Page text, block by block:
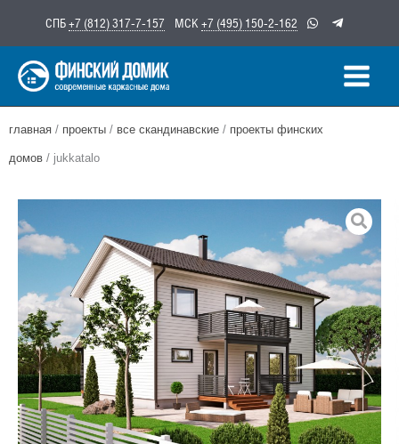
содержимому
СПБ+7 (812) 317-7-157 МСК +7 (495) 150-2-162
главная / проекты / все скандинавские / проекты финских
домов / jukkatalo